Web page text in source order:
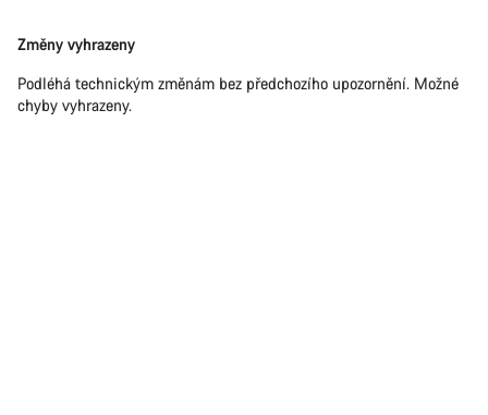
Změny vyhrazeny
Podléhá technickým změnám bez předchozího upozornění. Možné
chyby vyhrazeny.